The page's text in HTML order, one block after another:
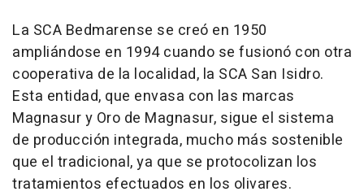
La SCA Bedmarense se creó en 1950
ampliándose en 1994 cuando se fusionó con otra
cooperativa de la localidad, la SCA San Isidro.
Esta entidad, que envasa con las marcas
Magnasur y Oro de Magnasur, sigue el sistema
de producción integrada, mucho más sostenible
que el tradicional, ya que se protocolizan los
tratamientos efectuados en los olivares.